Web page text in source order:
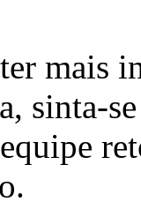
mais
sinta-